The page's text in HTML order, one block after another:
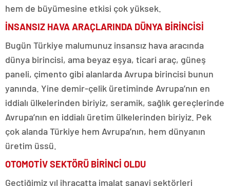
hem de büyümesine etkisi çok yüksek.
İNSANSIZ HAVA ARAÇLARINDA DÜNYA BİRİNCİSİ
Bugün Türkiye malumunuz insansız hava aracında
dünya birincisi, ama beyaz eşya, ticari araç, güneş
paneli, çimento gibi alanlarda Avrupa birincisi bunun
yanında. Yine demir-çelik üretiminde Avrupa’nın en
iddialı ülkelerinden biriyiz, seramik, sağlık gereçlerinde
Avrupa’nın en iddialı üretim ülkelerinden biriyiz. Pek
çok alanda Türkiye hem Avrupa’nın, hem dünyanın
üretim üssü.
OTOMOTİV SEKTÖRÜ BİRİNCİ OLDU
Geçtiğimiz yıl ihracatta imalat sanayi sektörleri